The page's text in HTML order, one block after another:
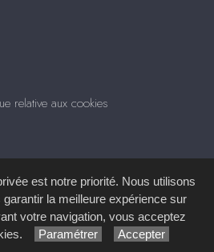
relative aux cookies
Gestion de Contenu (SGC)imagenia, créé et
parmémoire d'images.
est notre priorité. Nous utilisons
la meilleure expérience sur
votre navigation, vous acceptez
Paramétrer Accepter